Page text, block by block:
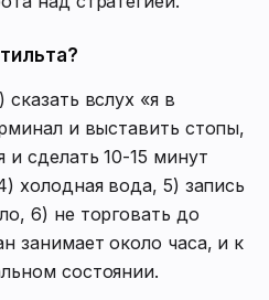
вслух «я в
и выставить стопы,
сделать 10-15 минут
холодная вода, 5) запись
6) не торговать до
занимает около часа, и к
состоянии.